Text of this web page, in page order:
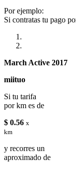
Por ejemplo:
Si contratas tu pago
March Active 2017
miituo
Si tu tarifa
por km es de
$ 0.56 x
km
y recorres un
aproximado de